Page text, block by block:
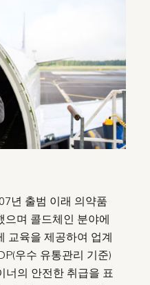
년 출범 이래 의약품
며 콜드체인 분야에
교육을 제공하여 업계
우수 유통관리 기준)
너의 안전한 취급을 표